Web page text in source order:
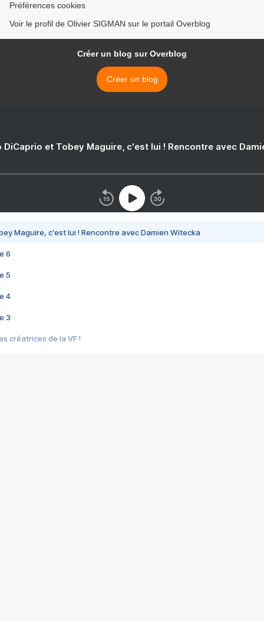
Préférences cookies
Voir le profil de Olivier SIGMAN sur le portail Overblog
Créer un blog sur Overblog
Créer un blog
DiCaprio et Tobey Maguire, c'est lui ! Rencontre avec
Maguire, c'est lui ! Rencontre avec Damien Witecka
6
5
4
3
créatrices de la VF !